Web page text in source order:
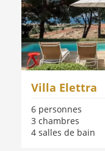
Villa Elettra
6 personnes
3 chambres
4 salles de bain